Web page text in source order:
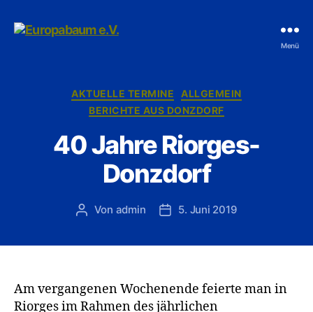
Menü
Kategorien
AKTUELLE TERMINE
ALLGEMEIN
BERICHTE AUS DONZDORF
40 Jahre Riorges-
Donzdorf
Beitragsautor
Von admin Veröffentlichungsdatum
5. Juni 2019
Am vergangenen Wochenende feierte man in
Riorges im Rahmen des jährlichen